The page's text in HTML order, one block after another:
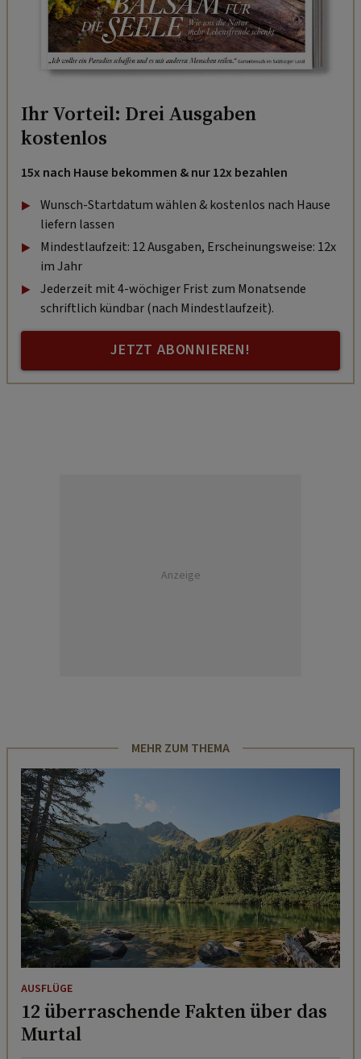
Ihr Vorteil: Drei Ausgaben
kostenlos
15x nach Hause bekommen & nur 12x bezahlen
Wunsch-Startdatum wählen & kostenlos nach Hause
liefern lassen
Mindestlaufzeit: 12 Ausgaben, Erscheinungsweise: 12x
im Jahr
Jederzeit mit 4-wöchiger Frist zum Monatsende
schriftlich kündbar (nach Mindestlaufzeit).
JETZT ABONNIEREN!
Anzeige
MEHR ZUM THEMA
AUSFLÜGE
12 überraschende Fakten über das
Murtal